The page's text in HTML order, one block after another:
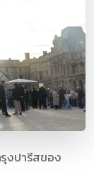
งปารีสของ